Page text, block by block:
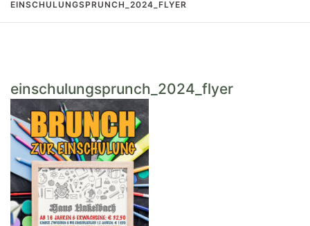
EINSCHULUNGSPRUNCH_2024_FLYER
einschulungsprunch_2024_flyer